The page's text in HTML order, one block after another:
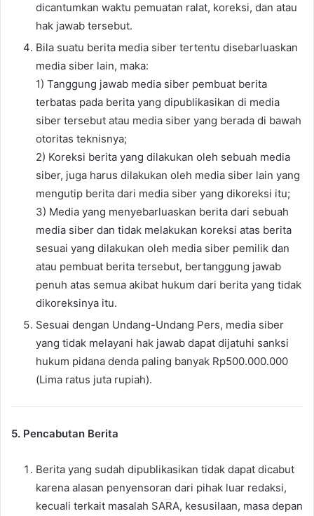
dicantumkan waktu pemuatan ralat, koreksi, dan atau
hak jawab tersebut.
Bila suatu berita media siber tertentu disebarluaskan
media siber lain, maka:
1) Tanggung jawab media siber pembuat berita
terbatas pada berita yang dipublikasikan di media
siber tersebut atau media siber yang berada di bawah
otoritas teknisnya;
2) Koreksi berita yang dilakukan oleh sebuah media
siber, juga harus dilakukan oleh media siber lain yang
mengutip berita dari media siber yang dikoreksi itu;
3) Media yang menyebarluaskan berita dari sebuah
media siber dan tidak melakukan koreksi atas berita
sesuai yang dilakukan oleh media siber pemilik dan
atau pembuat berita tersebut, bertanggung jawab
penuh atas semua akibat hukum dari berita yang tidak
dikoreksinya itu.
Sesuai dengan Undang-Undang Pers, media siber
yang tidak melayani hak jawab dapat dijatuhi sanksi
hukum pidana denda paling banyak Rp500.000.000
(Lima ratus juta rupiah).
5. Pencabutan Berita
Berita yang sudah dipublikasikan tidak dapat dicabut
karena alasan penyensoran dari pihak luar redaksi,
kecuali terkait masalah SARA, kesusilaan, masa depan